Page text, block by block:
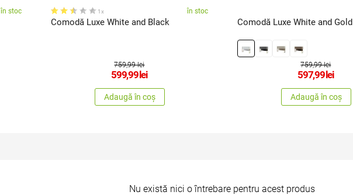
în stoc 1x în stoc
Comodă Luxe White and Black
759,99 lei
599,99lei
Adaugă în coș
Comodă Luxe White and Gold
759,99 lei
597,99lei
Adaugă în coș
Nu există nici o întrebare pentru acest produs